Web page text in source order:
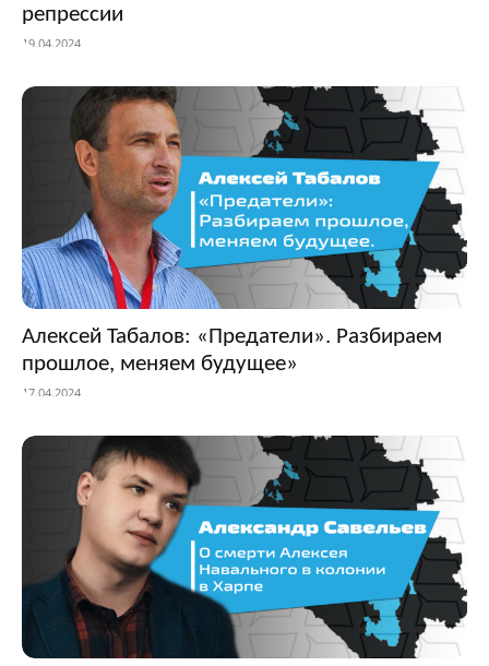
репрессии
19.04.2024
Алексей Табалов: «Предатели». Разбираем
прошлое, меняем будущее»
17.04.2024